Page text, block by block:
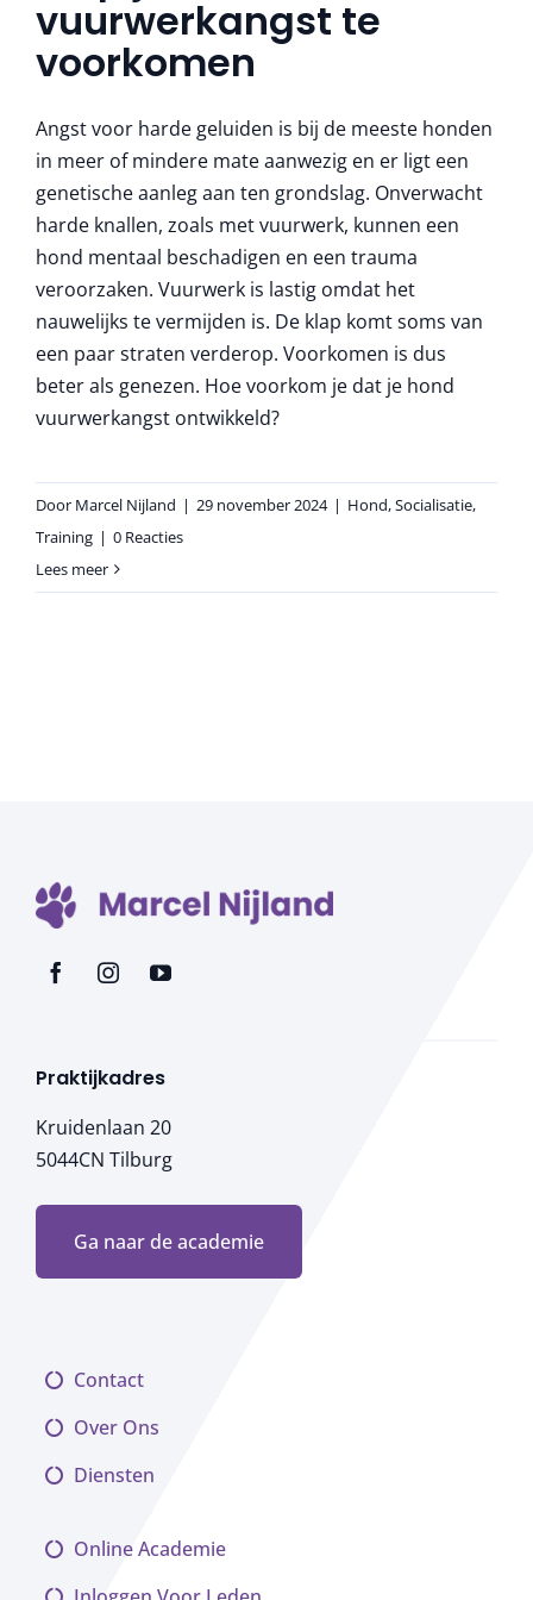
More
vuurwerkangst te
voorkomen
Angst voor harde geluiden is bij de meeste honden
in meer of mindere mate aanwezig en er ligt een
genetische aanleg aan ten grondslag. Onverwacht
harde knallen, zoals met vuurwerk, kunnen een
hond mentaal beschadigen en een trauma
veroorzaken. Vuurwerk is lastig omdat het
nauwelijks te vermijden is. De klap komt soms van
een paar straten verderop. Voorkomen is dus
beter als genezen. Hoe voorkom je dat je hond
vuurwerkangst ontwikkeld?
Door Marcel Nijland | 29 november 2024 | Hond,Socialisatie,
Training | 0 Reacties
Lees meer
Praktijkadres
Kruidenlaan 20
5044CN Tilburg
Ga naar de academie
Contact
Over Ons
Diensten
Online Academie